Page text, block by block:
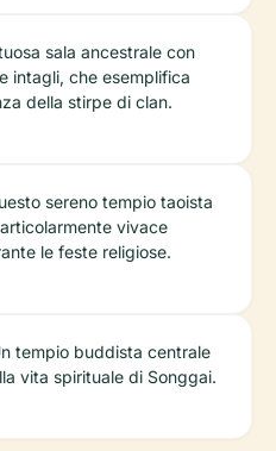
sala ancestrale con
intagli, che esemplifica
della stirpe di clan.
sereno tempio taoista
vivace
le feste religiose.
tempio buddista centrale
vita spirituale di Songgai.